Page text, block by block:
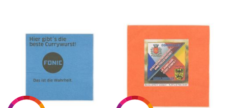
HINZUFÜGEN
HINZUFÜGEN